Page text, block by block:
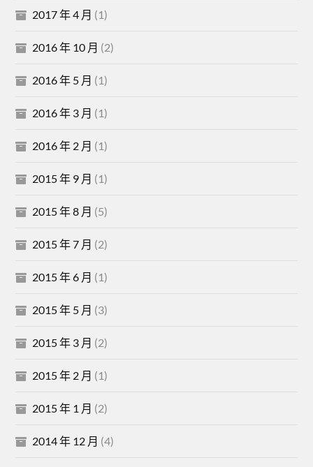
2017 年 4 月 (1)
2016 年 10 月 (2)
2016 年 5 月 (1)
2016 年 3 月 (1)
2016 年 2 月 (1)
2015 年 9 月 (1)
2015 年 8 月 (5)
2015 年 7 月 (2)
2015 年 6 月 (1)
2015 年 5 月 (3)
2015 年 3 月 (2)
2015 年 2 月 (1)
2015 年 1 月 (2)
2014 年 12 月 (4)